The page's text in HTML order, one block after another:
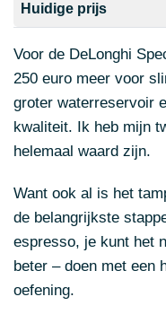
Huidige prijs
Voor de DeLonghi
250 euro meer voor
groter waterreservoir
kwaliteit. Ik heb mijn
helemaal waard zijn.
Want ook al is het
de belangrijkste
espresso, je kunt het
beter – doen met een
oefening.